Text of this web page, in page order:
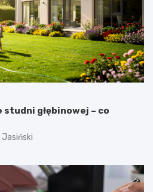
studni głębinowej – co
Jasiński